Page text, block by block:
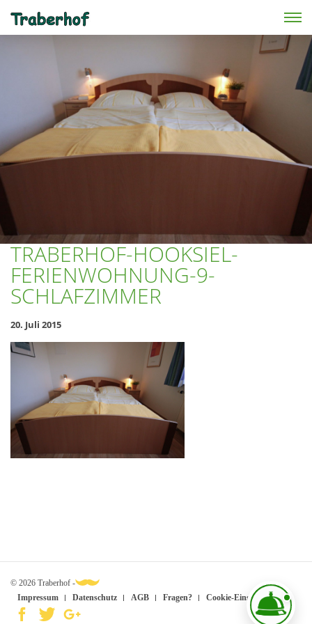
Skip to main content
TRABERHOF-HOOKSIEL-
FERIENWOHNUNG-9-
SCHLAFZIMMER
20. Juli 2015
© 2026 Traberhof -
Impressum
Datenschutz AGB Fragen? Cookie-Einstellungen